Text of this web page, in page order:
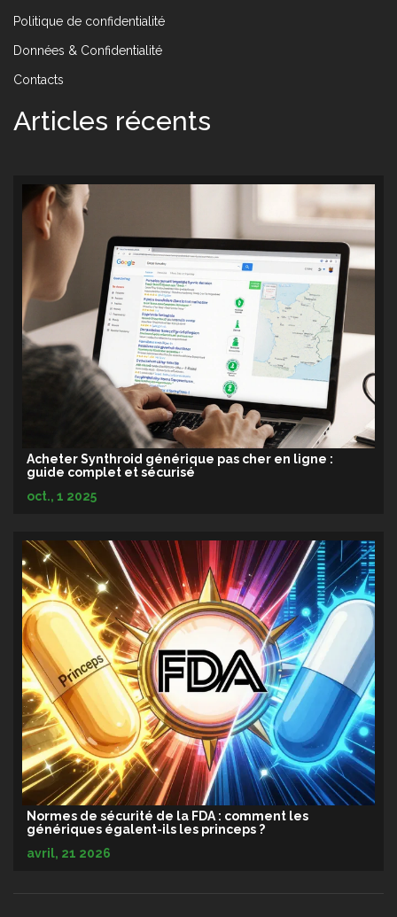
Politique de confidentialité
Données & Confidentialité
Contacts
Articles récents
Acheter Synthroid générique pas cher en ligne :
guide complet et sécurisé
oct., 1 2025
Normes de sécurité de la FDA : comment les
génériques égalent-ils les princeps ?
avril, 21 2026